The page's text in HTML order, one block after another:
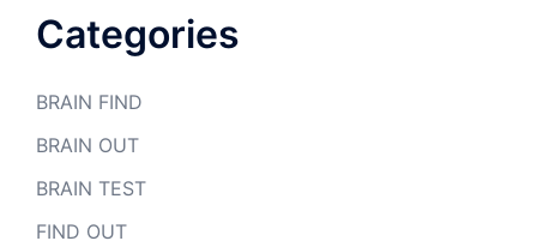
Categories
BRAIN FIND
BRAIN OUT
BRAIN TEST
FIND OUT